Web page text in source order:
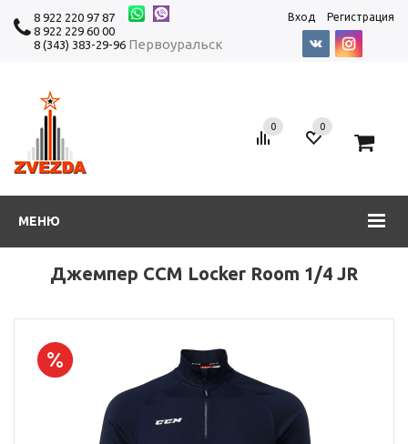
8 922 220 97 87
8 922 229 60 00
8 (343) 383-29-96 Первоуральск
Вход Регистрация
МЕНЮ
0 0
Джемпер CCM Locker Room 1/4 JR